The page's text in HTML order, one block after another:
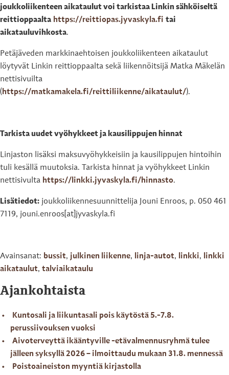
joukkoliikenteen aikataulut voi tarkistaa Linkin sähköiseltä
reittioppaalta https://reittiopas.jyvaskyla.fi tai
aikatauluvihkosta.
Petäjäveden markkinaehtoisen joukkoliikenteen aikataulut
löytyvät Linkin reittioppaalta sekä liikennöitsijä Matka Mäkelän
nettisivuilta
( https://matkamakela.fi/reittiliikenne/aikataulut/).
Tarkista uudet vyöhykkeet ja kausilippujen hinnat
Linjaston lisäksi maksuvyöhykkeisiin ja kausilippujen hintoihin
tuli kesällä muutoksia. Tarkista hinnat ja vyöhykkeet Linkin
nettisivulta https://linkki.jyvaskyla.fi/hinnasto.
Lisätiedot: joukkoliikennesuunnittelija Jouni Enroos, p. 050 461
7119, jouni.enroos[at]jyvaskyla.fi
Avainsanat: bussit, julkinen liikenne, linja-autot, linkki,
linkki
aikataulut, talviaikataulu
Ajankohtaista
Kuntosali ja liikuntasali pois käytöstä 5.-7.8.
perussiivouksen vuoksi
Aivoterveyttä ikääntyville -etävalmennusryhmä tulee
jälleen syksyllä 2026 – ilmoittaudu mukaan 31.8. mennessä
Poistoaineiston myyntiä kirjastolla